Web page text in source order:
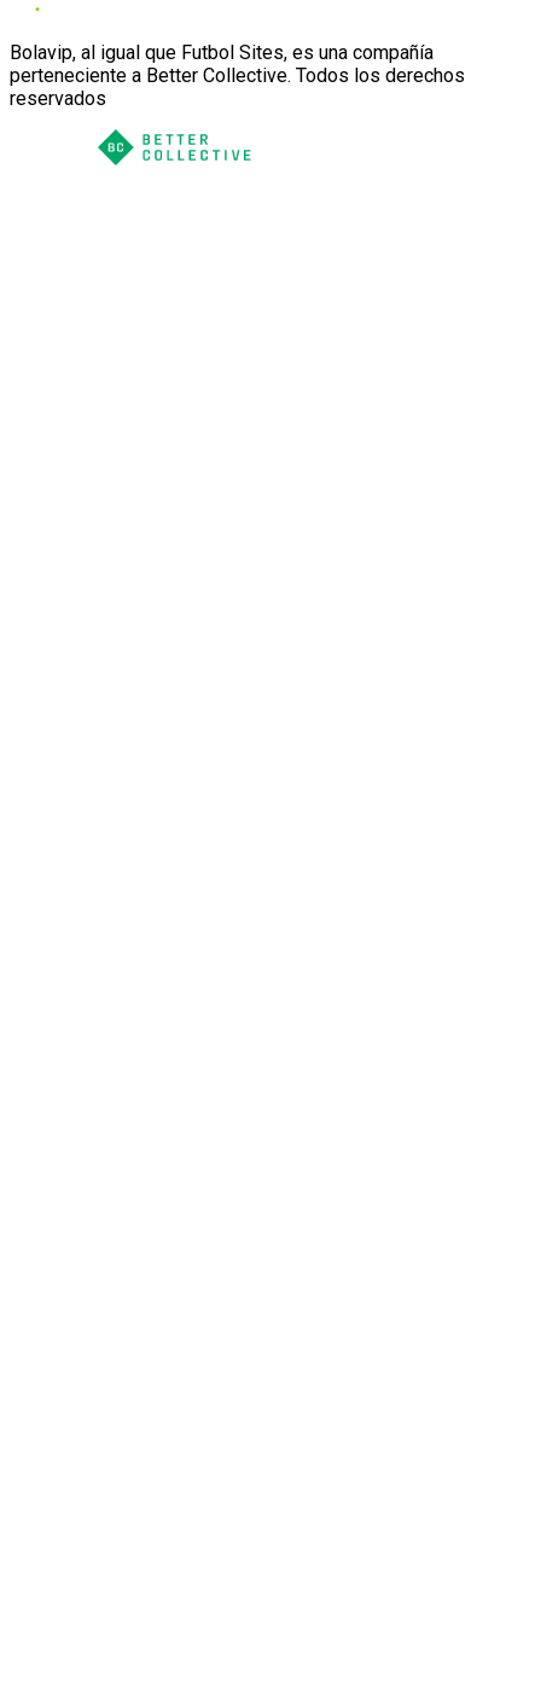
Bolavip, al igual que Futbol Sites, es una compañía
perteneciente a Better Collective. Todos los derechos
reservados